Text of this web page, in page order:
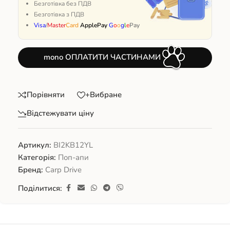
Безготівка без ПДВ
Безготівка з ПДВ
Visa/MasterCardApplePayGooglePay
mono ОПЛАТИТИ ЧАСТИНАМИ
Порівняти
+Вибране
Відстежувати ціну
Артикул: BI2KB12YL
Категорія: Поп-апи
Бренд: Carp Drive
Поділитися: